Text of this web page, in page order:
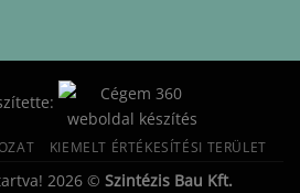
KIEMELT ÉRTÉKESÍTÉSI TERÜLET
2026 © Szintézis Bau Kft.